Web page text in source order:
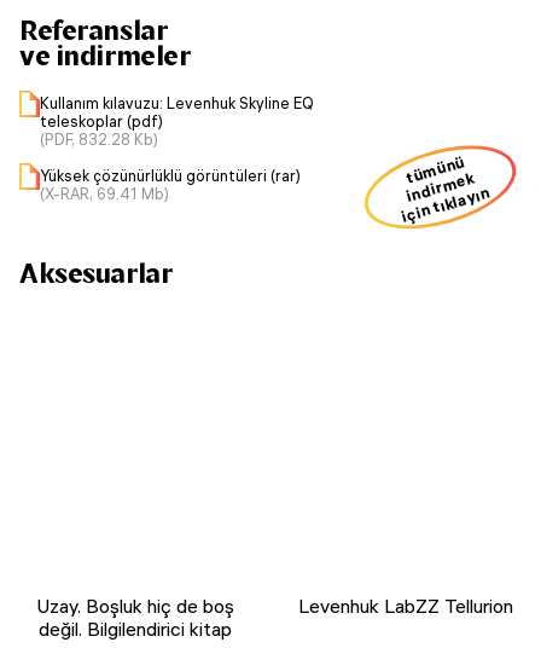
Referanslar
ve indirmeler
Kullanım kılavuzu: Levenhuk Skyline EQ
teleskoplar (pdf)
(PDF, 832.28 Kb)
Yüksek çözünürlüklü görüntüleri (rar)
(X-RAR, 69.41 Mb)
t
ü
m
ü
n
ü
i
n
dir
m
ek
için tıklayın
Aksesuarlar
Uzay. Boşluk hiç de boş
değil. Bilgilendirici kitap
Levenhuk LabZZ Tellurion